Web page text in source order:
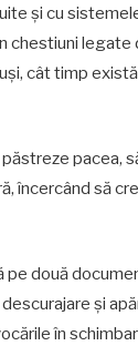
și cu
chestiuni
cât timp
pacea,
încercând să
pe două
și
în